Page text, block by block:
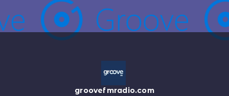
groovefmradio.com